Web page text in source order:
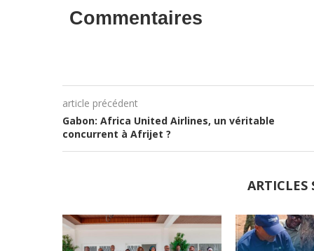
Commentaires
article précédent
Gabon: Africa United Airlines, un véritable
concurrent à Afrijet ?
ARTICLES